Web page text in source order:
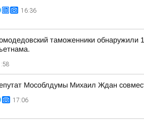
16:36
таможенники обнаружили
Мособлдумы Михаил Ждан
17:06